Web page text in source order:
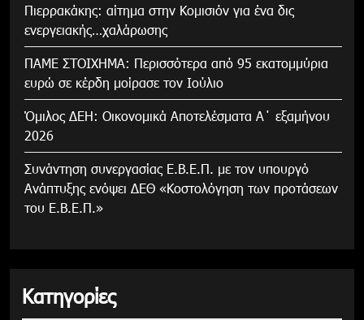
Πιερρακάκης: αίτημα στην Κομισιόν για ένα δις
ενεργειακής…χαλάρωσης
ΠΑΜΕ ΣΤΟΙΧΗΜΑ: Περισσότερα από 95 εκατομμύρια
ευρώ σε κέρδη μοίρασε τον Ιούλιο
Όμιλος ΔΕΗ: Οικονομικά Αποτελέσματα Α΄ εξαμήνου
2026
Συνάντηση συνεργασίας Ε.Β.Ε.Π. με τον υπουργό
Ανάπτυξης ενόψει ΔΕΘ «Κοστολόγηση των προτάσεων
του Ε.Β.Ε.Π.»
Κατηγορίες